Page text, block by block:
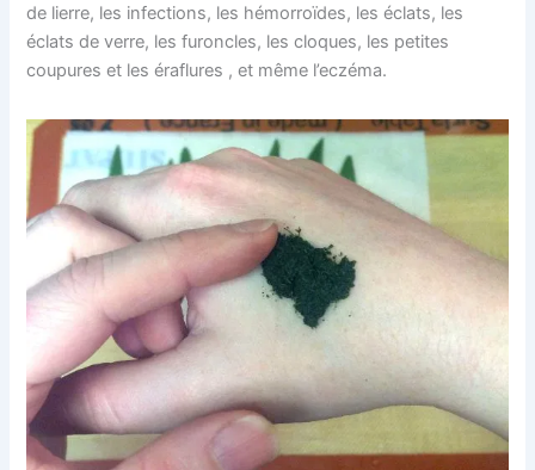
de lierre, les infections, les hémorroïdes, les éclats, les
éclats de verre, les furoncles, les cloques, les petites
coupures et les éraflures , et même l’eczéma.